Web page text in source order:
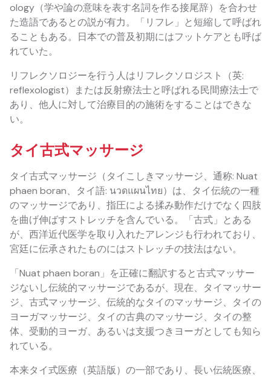
ology（学や論の意味を表す名詞を作る接尾辞）を合わせ
た造語であるとの説が有力。「リフレ」と短縮して呼ばれ
ることもある。日本での普及初期にはフットケアとも呼ば
れていた。
リフレクソロジーを行う人はリフレクソロジスト（英:
reflexologist）または反射療法士と呼ばれる民間療法士で
あり、他人に対して治療目的の施術をすることはできな
い。
タイ古式マッサージ
タイ古式マッサージ（タイこしきマッサージ、通称: Nuat
phaen boran、タイ語: นวดแผนไทย）は、タイ伝統の一種
のマッサージであり、指圧による揉み動作だけでなく四肢
を曲げ伸ばすストレッチを含んでいる。「古式」とある
が、西洋近代医学を取り入れたアレンジも行われており、
宮廷に伝承されたものにはストレッチの技法はない。
「Nuat phaen boran」を正確に翻訳すると古式マッサー
ジないし伝統的マッサージであるが、現在、タイマッサー
ジ、古式マッサージ、伝統的なタイのマッサージ、タイの
ヨーガマッサージ、タイの古典のマッサージ、タイの整
体、受動的ヨーガ、あるいは支援つきヨーガとしても知ら
れている。
本来タイ式医療（英語版）の一部であり、長い伝統医療、